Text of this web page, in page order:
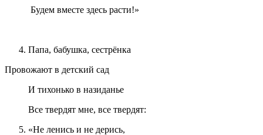
Будем вместе здесь расти!»
Папа, бабушка, сестрёнка
Провожают в детский сад
И тихонько в назиданье
Все твердят мне, все твердят:
«Не ленись и не дерись,